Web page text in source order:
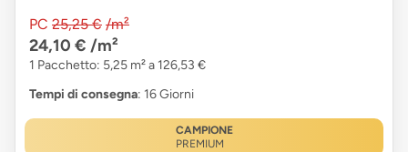
PC 25,25 € /m²
24,10 € /m²
1 Pacchetto: 5,25 m² a 126,53 €
Tempi di consegna: 16 Giorni
CAMPIONE
PREMIUM